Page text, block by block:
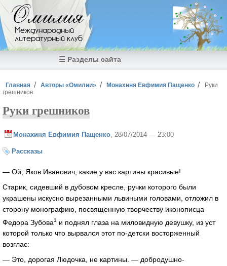
Перейти к основному содержанию
Омилия
Международный
литературный клуб
☰ Разделы сайта
Вы здесь
Главная Авторы «Омилии» Монахиня Евфимия Пащенко
Руки
грешников
Руки грешников
Монахиня Евфимия Пащенко , 28/07/2014 — 23:00
Рассказы
— Ой, Яков Иванович, какие у вас картины красивые!
Старик, сидевший в дубовом кресле, ручки которого были
украшены искусно вырезанными львиными головами, отложил в
сторону монографию, посвященную творчеству иконописца
Федора Зубова1
и поднял глаза на миловидную девушку, из уст
которой только что вырвался этот по-детски восторженный
возглас:
— Это, дорогая Людочка, не картины. — добродушно-